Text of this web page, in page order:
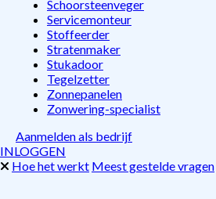
Schoorsteenveger
Servicemonteur
Stoffeerder
Stratenmaker
Stukadoor
Tegelzetter
Zonnepanelen
Zonwering-specialist
Aanmelden als bedrijf
INLOGGEN
Hoe het werkt Meest gestelde vragen